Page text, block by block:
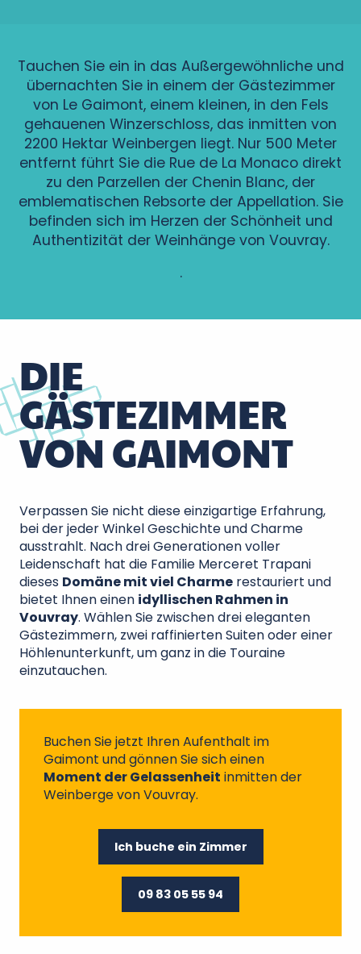
Tauchen Sie ein in das Außergewöhnliche und
übernachten Sie in einem der Gästezimmer
von Le Gaimont, einem kleinen, in den Fels
gehauenen Winzerschloss, das inmitten von
2200 Hektar Weinbergen liegt. Nur 500 Meter
entfernt führt Sie die Rue de La Monaco direkt
zu den Parzellen der Chenin Blanc, der
emblematischen Rebsorte der Appellation. Sie
befinden sich im Herzen der Schönheit und
Authentizität der Weinhänge von Vouvray.
.
DIE
GÄSTEZIMMER
VON GAIMONT
Verpassen Sie nicht diese einzigartige Erfahrung,
bei der jeder Winkel Geschichte und Charme
ausstrahlt. Nach drei Generationen voller
Leidenschaft hat die Familie Merceret Trapani
dieses Domäne mit viel Charme restauriert und
bietet Ihnen einen idyllischen Rahmen in
Vouvray. Wählen Sie zwischen drei eleganten
Gästezimmern, zwei raffinierten Suiten oder einer
Höhlenunterkunft, um ganz in die Touraine
einzutauchen.
Buchen Sie jetzt Ihren Aufenthalt im
Gaimont und gönnen Sie sich einen
Moment der Gelassenheit inmitten der
Weinberge von Vouvray.
Ich buche ein Zimmer
09 83 05 55 94